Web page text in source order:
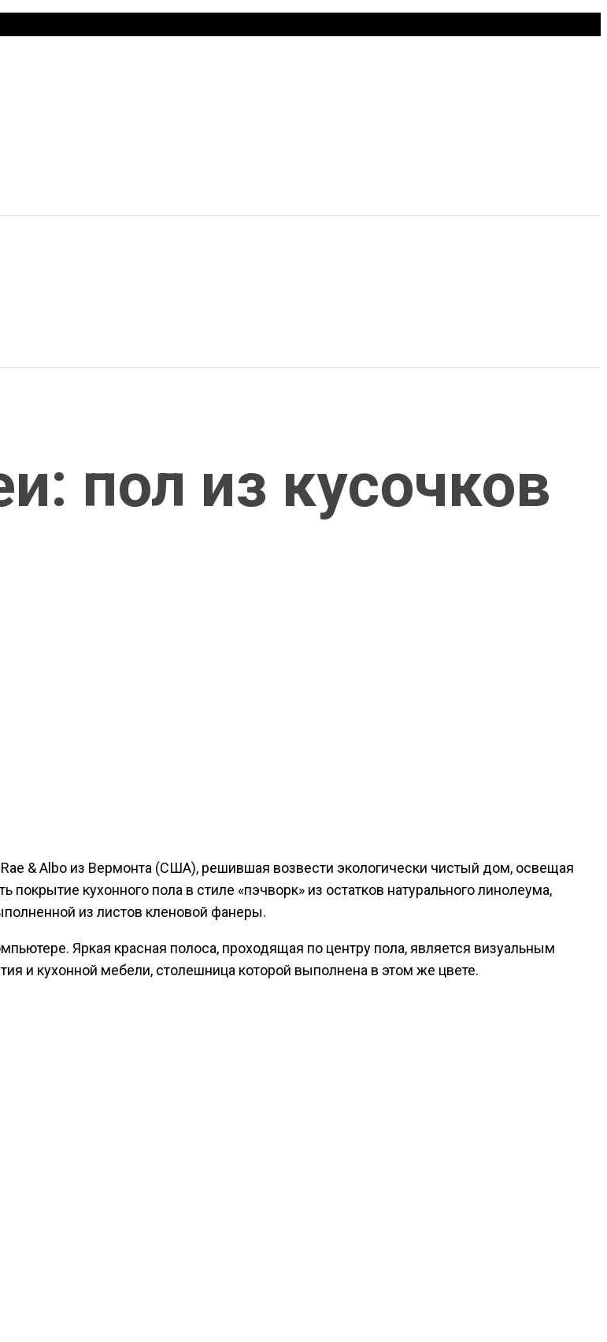
пол из кусочков
& Albo из Вермонта (США), решившая возвести экологически чистый дом, освещая
покрытие кухонного пола в стиле «пэчворк» из остатков натурального линолеума,
из листов кленовой фанеры.
Яркая красная полоса, проходящая по центру пола, является визуальным
и кухонной мебели, столешница которой выполнена в этом же цвете.